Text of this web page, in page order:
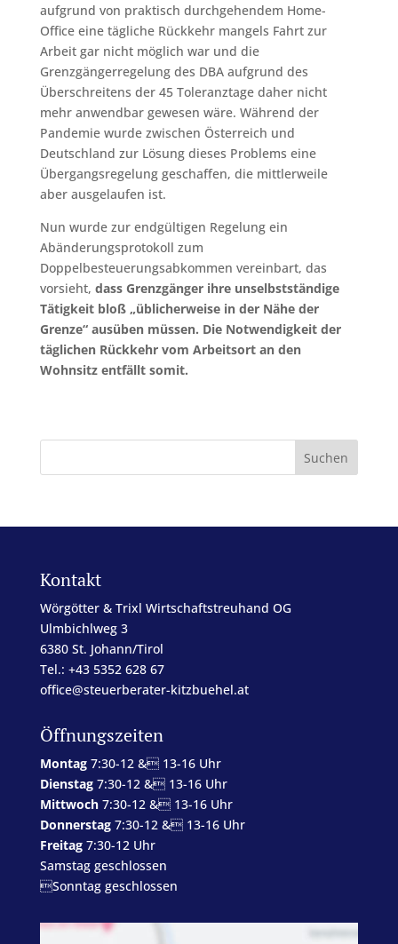
aufgrund von praktisch durchgehendem Home-
Office eine tägliche Rückkehr mangels Fahrt zur
Arbeit gar nicht möglich war und die
Grenzgängerregelung des DBA aufgrund des
Überschreitens der 45 Toleranztage daher nicht
mehr anwendbar gewesen wäre. Während der
Pandemie wurde zwischen Österreich und
Deutschland zur Lösung dieses Problems eine
Übergangsregelung geschaffen, die mittlerweile
aber ausgelaufen ist.
Nun wurde zur endgültigen Regelung ein
Abänderungsprotokoll zum
Doppelbesteuerungsabkommen vereinbart, das
vorsieht, dass Grenzgänger ihre unselbstständige
Tätigkeit bloß „üblicherweise in der Nähe der
Grenze“ ausüben müssen. Die Notwendigkeit der
täglichen Rückkehr vom Arbeitsort an den
Wohnsitz entfällt somit.
Kontakt
Wörgötter & Trixl Wirtschaftstreuhand OG
Ulmbichlweg 3
6380 St. Johann/Tirol
Tel.: +43 5352 628 67
office@steuerberater-kitzbuehel.at
Öffnungszeiten
Montag7:30-12 & 13-16 Uhr
Dienstag7:30-12 & 13-16 Uhr
Mittwoch7:30-12 & 13-16 Uhr
Donnerstag7:30-12 & 13-16 Uhr
Freitag7:30-12 Uhr
Samstag geschlossen
Sonntag geschlossen